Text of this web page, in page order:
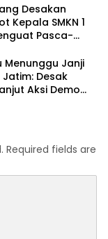
Aksi Damai
Surabaya
Desakan
Kepala SMKN 1
Pasca-
Menunggu Janji
Jatim: Desak
Aksi Demo
Required fields are